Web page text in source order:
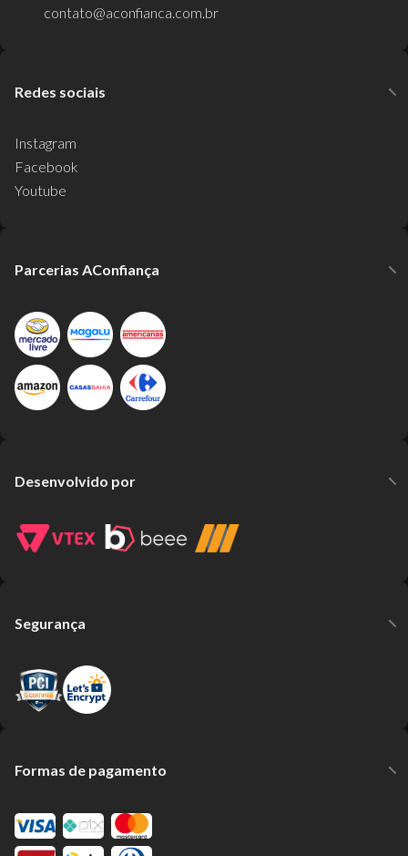
contato@aconfianca.com.br
Redes sociais
Instagram
Facebook
Youtube
Parcerias AConfiança
Desenvolvido por
Segurança
Formas de pagamento